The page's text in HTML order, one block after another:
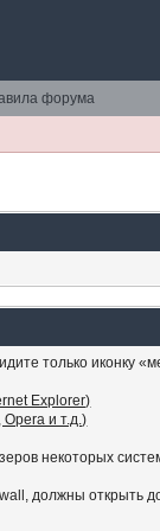
форума
только иконку
Explorer)
и т.д.)
некоторых
должны открыть